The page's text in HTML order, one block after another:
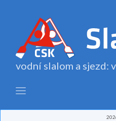
vodní slalom a sjezd: